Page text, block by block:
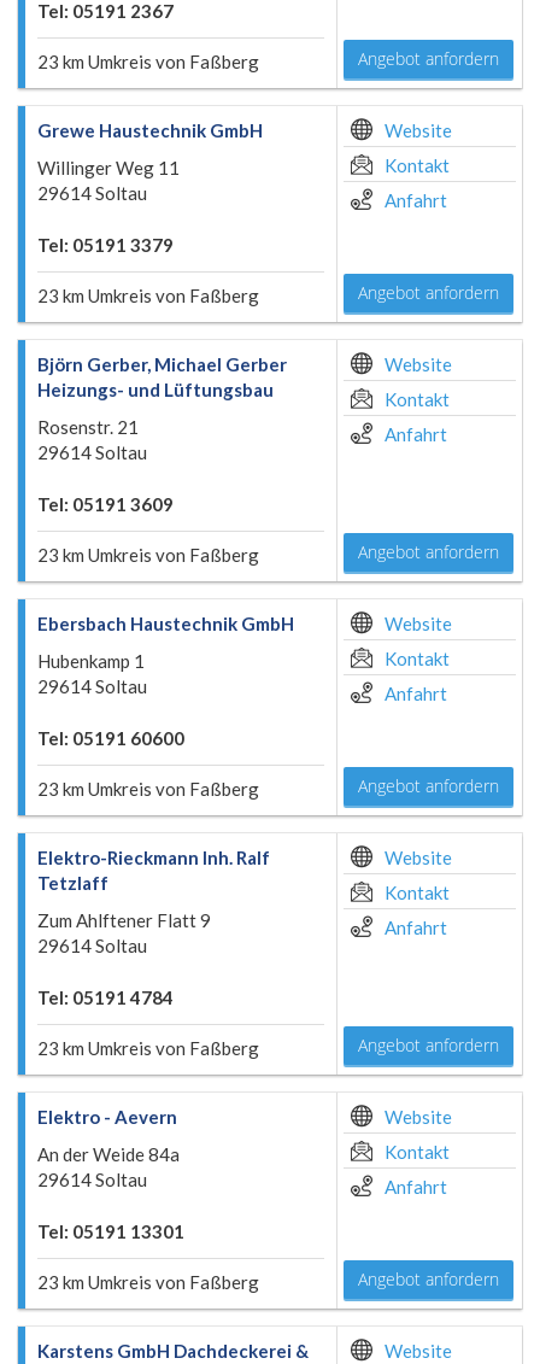
Tel: 05191 2367
23 km Umkreis von Faßberg Angebot anfordern
Grewe Haustechnik GmbH
Willinger Weg 11
29614 Soltau
Tel: 05191 3379
23 km Umkreis von Faßberg
Website
Kontakt
Anfahrt
Angebot anfordern
Björn Gerber, Michael Gerber
Heizungs- und Lüftungsbau
Rosenstr. 21
29614 Soltau
Tel: 05191 3609
23 km Umkreis von Faßberg
Website
Kontakt
Anfahrt
Angebot anfordern
Ebersbach Haustechnik GmbH
Hubenkamp 1
29614 Soltau
Tel: 05191 60600
23 km Umkreis von Faßberg
Website
Kontakt
Anfahrt
Angebot anfordern
Elektro-Rieckmann Inh. Ralf
Tetzlaff
Zum Ahlftener Flatt 9
29614 Soltau
Tel: 05191 4784
23 km Umkreis von Faßberg
Website
Kontakt
Anfahrt
Angebot anfordern
Elektro - Aevern
An der Weide 84a
29614 Soltau
Tel: 05191 13301
23 km Umkreis von Faßberg
Website
Kontakt
Anfahrt
Angebot anfordern
Karstens GmbH Dachdeckerei &
Website